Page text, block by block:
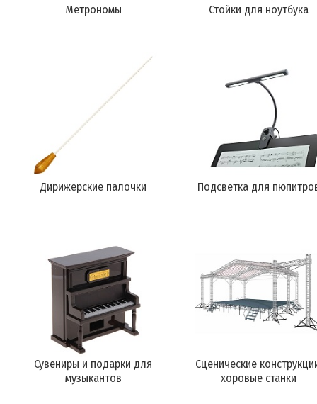
Метрономы Стойки для ноутбука
Дирижерские палочки Подсветка для
Сувениры и подарки для
музыкантов
Сценические
хоровые станки